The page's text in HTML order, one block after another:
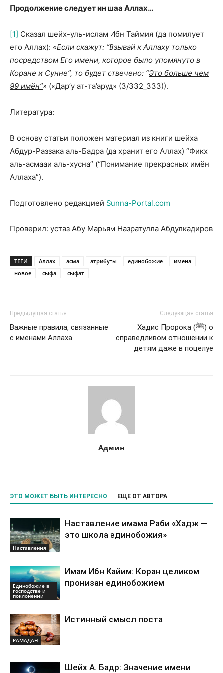
Продолжение следует ин шаа Аллах…
[1] Сказал шейх-уль-ислам Ибн Таймия (да помилует
его Аллах): «Если скажут: “Взывай к Аллаху только
посредством Его имени, которое было упомянуто в
Коране и Сунне”, то будет отвечено: “Это больше чем
99 имён”» («Дар’у ат-та’аруд» (3/332_333)).
Литература:
В основу статьи положен материал из книги шейха
Абдур-Раззака аль-Бадра (да хранит его Аллах) “Фикх
аль-асмааи аль-хусна” (“Понимание прекрасных имён
Аллаха”).
Подготовлено редакцией Sunna-Portal.com
Проверил: устаз Абу Марьям Назратулла Абдулкадиров
ТЕГИ Аллах асма атрибуты единобожие
имена
новое
сыфа сыфат
Предыдущая статья
Важные правила, связанные
с именами Аллаха
Следующая статья
Хадис Пророка (ﷺ) о
справедливом отношении к
детям даже в поцелуе
Админ
ЭТО МОЖЕТ БЫТЬ ИНТЕРЕСНО ЕЩЕ ОТ АВТОРА
Наставления
Наставление имама Раби «Хадж —
это школа единобожия»
Единобожие в
господстве и
поклонении
Имам Ибн Кайим: Коран целиком
пронизан единобожием
РАМАДАН
Истинный смысл поста
Шейх А. Бадр: Значение имени